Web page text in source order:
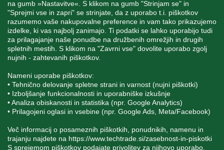
na gumb »Nastavitve«. S klikom na gumb "Strinjam se" in
"Sprejmi vse in zapri" se strinjate, da z uporabo t.i. piškotkov
razumemo vaše nakupovalne preference in vam tako prikazujemo
izdelke, ki vas najbolj zanimajo. Ti podatki se lahko uporabijo tudi
za prilagajanje naše ponudbe na družbenih omrežjih in drugih
spletnih mestih. S klikom na "Zavrni vse" dovolite uporabo zgolj
nujnih - zahtevanih piškotkov.
Nameni uporabe piškotkov:
• Tehnično delovanje spletne strani in varnost (nujni piškotki)
• Izboljšanje funkcionalnosti in uporabniške izkušnje
• Analiza obiskanosti in statistika (npr. Google Analytics)
• Prilagojeni oglasi in vsebine (npr. Google Ads, Meta/Facebook)
Več informacij o posameznih piškotkih, ponudnikih, namenu in
trajanju najdete na https://www.techtrade.si/zasebnost-in-piskotki
S sprejemom piškotkov podajate privolitev za njihovo uporabo.
STORITEV ZA STRANKE
SPREMLJAJTE NAS
Blatnica 8, 1236 Trzin